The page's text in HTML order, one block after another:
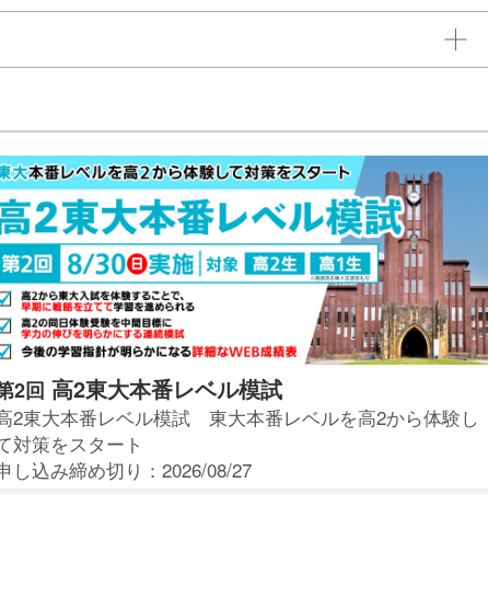
2回 高2東大本番レベル模試
2東大本番レベル模試 東大本番レベルを高2から体験し
対策をスタート
し込み締め切り：2026/08/27